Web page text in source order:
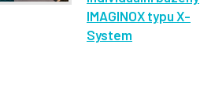
IMAGINOX typu X-
System